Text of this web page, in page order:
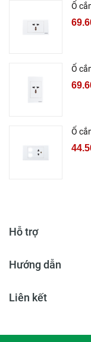
Ổ
Ổ
Ổ
Hỗ trợ
Hướng dẫn
Liên kết